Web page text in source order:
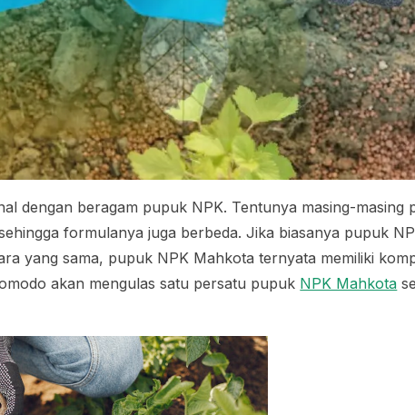
dengan beragam pupuk NPK. Tentunya masing-masing
formulanya juga berbeda. Jika biasanya pupuk
yang sama, pupuk NPK Mahkota ternyata memiliki
akan mengulas satu persatu pupuk NPK Mahkota